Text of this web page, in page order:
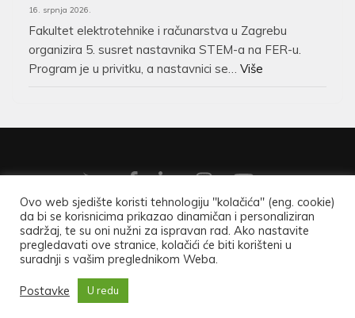
16. srpnja 2026.
Fakultet elektrotehnike i računarstva u Zagrebu
organizira 5. susret nastavnika STEM-a na FER-u.
Program je u privitku, a nastavnici se… Više
Copyright ©2026Hrvatsko matematičko društvo. Opći
podaci.
University Zone | Developed By
WordPress
Ovo web sjedište koristi tehnologiju "kolačića" (eng. cookie)
da bi se korisnicima prikazao dinamičan i personaliziran
sadržaj, te su oni nužni za ispravan rad. Ako nastavite
pregledavati ove stranice, kolačići će biti korišteni u
suradnji s vašim preglednikom Weba.
Postavke U redu